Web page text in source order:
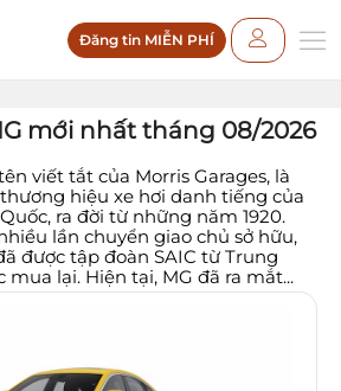
Đăng tin MIỄN PHÍ
mới nhất tháng 08/2026
viết tắt của Morris Garages, là
hiệu xe hơi danh tiếng của
ra đời từ những năm 1920.
lần chuyển giao chủ sở hữu,
được tập đoàn SAIC từ Trung
mua lại. Hiện tại, MG đã ra mắt...